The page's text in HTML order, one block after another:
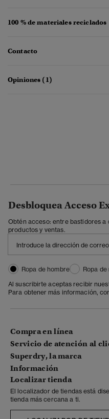
100 % de materiales reciclados
Contacto
Opiniones (1)
Desbloquea Acceso
Obtén acceso: entre bastidores a
productos y ventas.
Ropa de hombre
Ropa de
Al suscribirte aceptas recibir
Para obtener más información,
Compra en línea
Servicio de atención al
Superdry, la marca
Información
Localizar tienda
El localizador de tiendas está
tienda más cercana a ti.